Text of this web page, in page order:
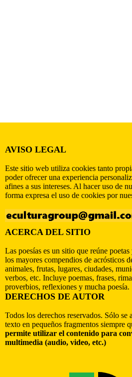
AVISO LEGAL
Este sitio web utiliza cookies tanto
poder ofrecer una experiencia
afines a sus intereses. Al hacer uso de
forma expresa el uso de cookies por
ACERCA DEL SITIO
Las poesías es un sitio que reúne
los mayores compendios de acrósticos
animales, frutas, lugares, ciudades,
verbos, etc. Incluye poemas, frases,
proverbios, reflexiones y mucha poesía.
DERECHOS DE AUTOR
Todos los derechos reservados. Sólo
texto en pequeños fragmentos siempre
permite utilizar el contenido para
multimedia (audio, video, etc.)